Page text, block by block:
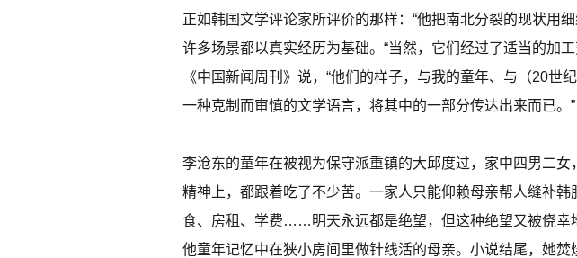
正如韩国文学评论家所评价的那样：“他把南北分裂的现状用
许多场景都以真实经历为基础。“当然，它们经过了适当的加
《中国新闻周刊》说，“他们的样子，与我的童年、与（20
一种克制而审慎的文学语言，将其中的一部分传达出来而已。”
李沧东的童年在被视为保守派重镇的大邱度过，家中四男二
精神上，都跟着吃了不少苦。一家人只能仰赖母亲帮人缝补
食、房租、学费……明天永远都是绝望，但这种绝望又被侥幸
他童年记忆中在狭小房间里做针线活的母亲。小说结尾，她